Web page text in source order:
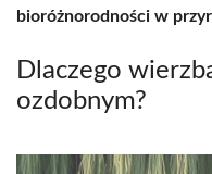
bioróżnorodności w
Dlaczego
ozdobnym?